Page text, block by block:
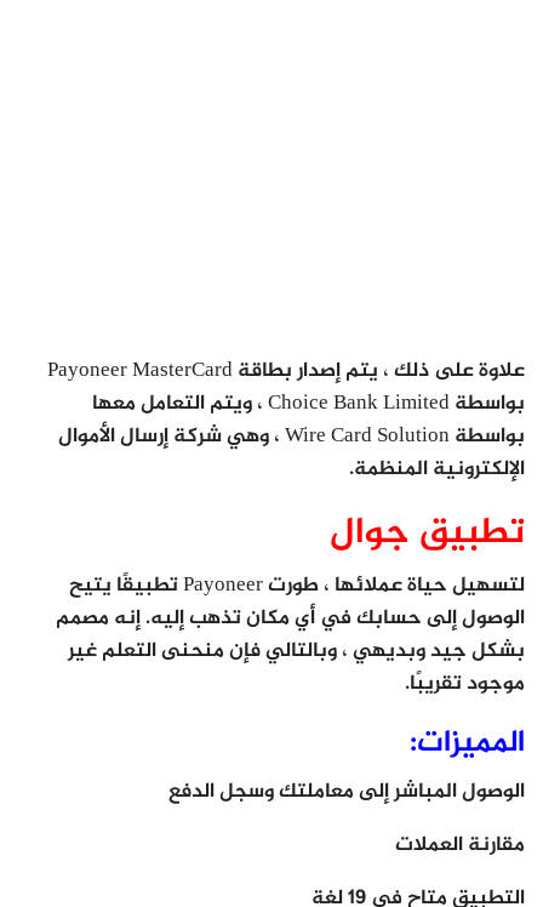
علاوة على ذلك ، يتم إصدار بطاقة Payoneer MasterCard
بواسطة Choice Bank Limited ، ويتم التعامل معها
بواسطة Wire Card Solution ، وهي شركة إرسال الأموال
الإلكترونية المنظمة.
تطبيق جوال
لتسهيل حياة عملائها ، طورت Payoneer تطبيقًا يتيح
الوصول إلى حسابك في أي مكان تذهب إليه. إنه مصمم
بشكل جيد وبديهي ، وبالتالي فإن منحنى التعلم غير
موجود تقريبًا.
المميزات:
الوصول المباشر إلى معاملتك وسجل الدفع
مقارنة العملات
التطبيق متاح في 19 لغة